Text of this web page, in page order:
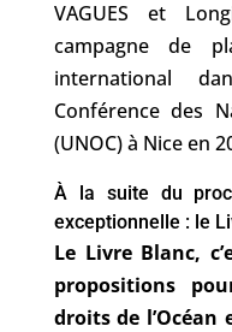
VAGUES et
campagne de
international
Conférence des
(UNOC) à Nice en
À la suite du
exceptionnelle : le
Le Livre Blanc,
propositions
droits de l’Océan